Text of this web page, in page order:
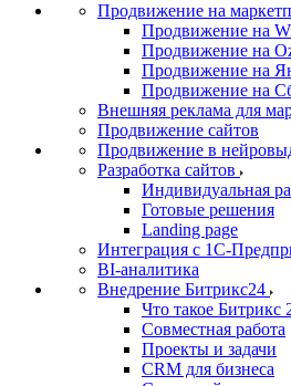
Продвижение на
Продвижение на
Продвижение на
Продвижение на
Продвижение на
Внешняя реклама для
Продвижение сайтов
Продвижение в
Разработка сайтов
Индивидуальная
Готовые решения
Landing page
Интеграция с 1С-
BI-аналитика
Внедрение Битрикс24
Что такое Битрикс
Совместная работа
Проекты и задачи
СRМ для бизнеса